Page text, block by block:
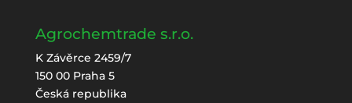
Agrochemtrade s.r.o.
K Závěrce 2459/7
150 00 Praha 5
Česká republika